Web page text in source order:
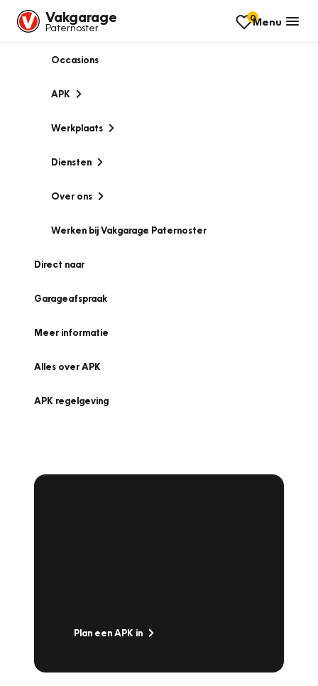
Vakgarage
Paternoster
0Menu
Occasions
APK
Werkplaats
Diensten
Over ons
Werken bij Vakgarage Paternoster
Direct naar
Garageafspraak
Meer informatie
Alles over APK
APK regelgeving
Plan een APK in